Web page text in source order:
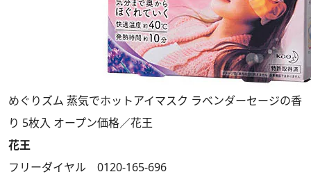
めぐりズム 蒸気でホットアイマスク ラベンダーセージの香
り 5枚入 オープン価格／花王
花王
フリーダイヤル 0120-165-696